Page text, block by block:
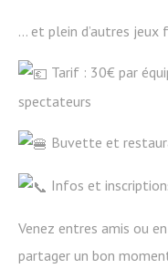
… et plein d’autres jeux
Tarif : 30€ par
spectateurs
Buvette et
Infos et
Venez entres amis ou
partager un bon